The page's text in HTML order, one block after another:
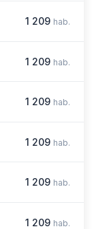
1 209 hab.
1 209 hab.
1 209 hab.
1 209 hab.
1 209 hab.
1 209 hab.